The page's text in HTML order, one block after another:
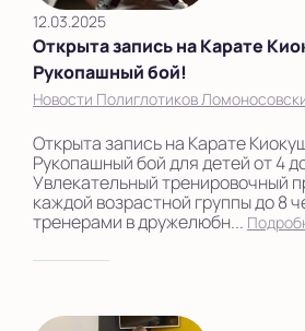
12.03.2025
Открыта запись на Карате
Рукопашный бой!
Новости Полиглотиков
Открыта запись на Карате
Рукопашный бой для детей от 4
Увлекательный тренировочный
каждой возрастной группы до 8
тренерами в дружелюбн...